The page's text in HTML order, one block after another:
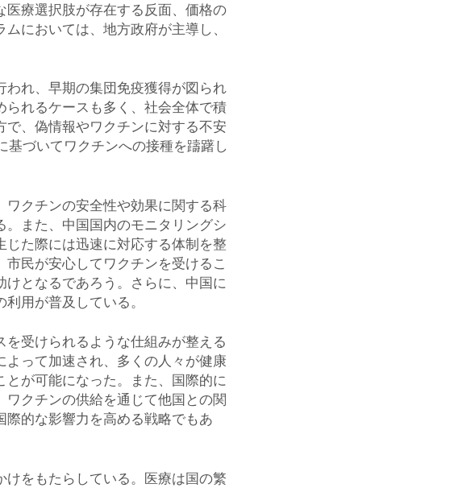
医療選択肢が存在する反面、価格の
においては、地方政府が主導し、
れ、早期の集団免疫獲得が図られ
れるケースも多く、社会全体で積
、偽情報やワクチンに対する不安
基づいてワクチンへの接種を躊躇し
クチンの安全性や効果に関する科
また、中国国内のモニタリングシ
た際には迅速に対応する体制を整
民が安心してワクチンを受けるこ
となるであろう。さらに、中国に
用が普及している。
受けられるような仕組みが整える
って加速され、多くの人々が健康
が可能になった。また、国際的に
クチンの供給を通じて他国との関
的な影響力を高める戦略でもあ
をもたらしている。医療は国の繁